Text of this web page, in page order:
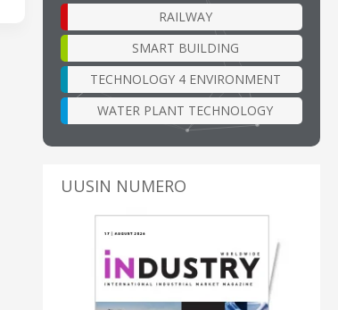
RAILWAY
SMART BUILDING
TECHNOLOGY 4 ENVIRONMENT
WATER PLANT TECHNOLOGY
UUSIN NUMERO